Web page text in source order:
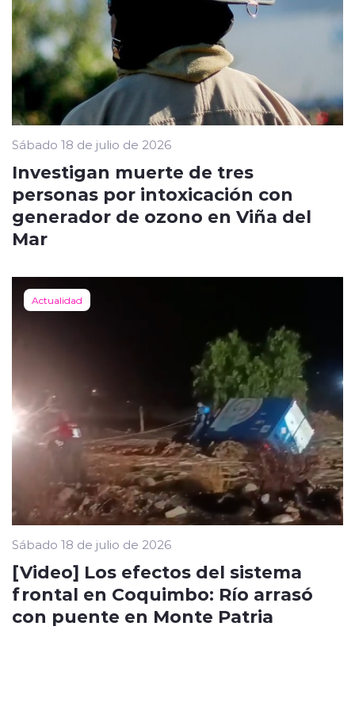
Sábado 18 de julio de 2026
Investigan muerte de tres
personas por intoxicación con
generador de ozono en Viña del
Mar
Actualidad
Sábado 18 de julio de 2026
[Video] Los efectos del sistema
frontal en Coquimbo: Río arrasó
con puente en Monte Patria